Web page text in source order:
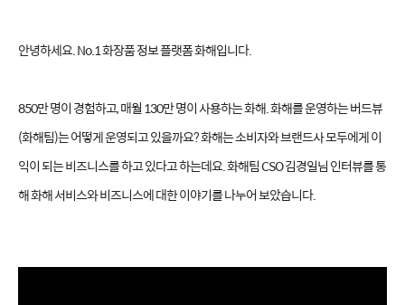
안녕하세요. No.1 화장품 정보 플랫폼 화해입니다.
850만 명이 경험하고, 매월 130만 명이 사용하는 화해. 화해를 운영하는 버드뷰
(화해팀)는 어떻게 운영되고 있을까요? 화해는 소비자와 브랜드사 모두에게 이
익이 되는 비즈니스를 하고 있다고 하는데요. 화해팀 CSO 김경일님 인터뷰를 통
해 화해 서비스와 비즈니스에 대한 이야기를 나누어 보았습니다.